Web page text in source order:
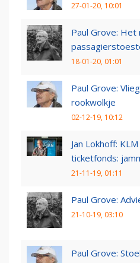
27-01-20, 10:01
Paul Grove: Het
18-01-20, 01:01
Paul Grove:
rookwolkje
02-12-19, 10:12
Jan Lokhoff:
ticketfonds:
21-11-19, 01:11
Paul Grove:
21-10-19, 03:10
Paul Grove: